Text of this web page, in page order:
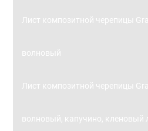
Лист композитной черепицы
волновый
Лист композитной черепицы
волновый, капучино, кленовый